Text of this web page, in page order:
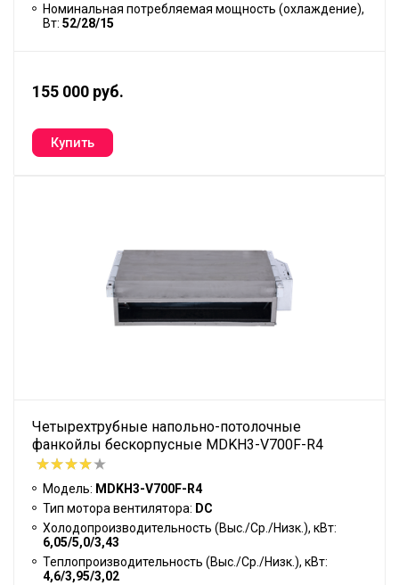
Номинальная потребляемая мощность (охлаждение),
Вт: 52/28/15
155 000 руб.
Четырехтрубные напольно-потолочные
фанкойлы бескорпусные MDKH3-V700F-R4
Модель: MDKH3-V700F-R4
Тип мотора вентилятора: DC
Холодопроизводительность (Выс./Ср./Низк.), кВт:
6,05/5,0/3,43
Теплопроизводительность (Выс./Ср./Низк.), кВт:
4,6/3,95/3,02